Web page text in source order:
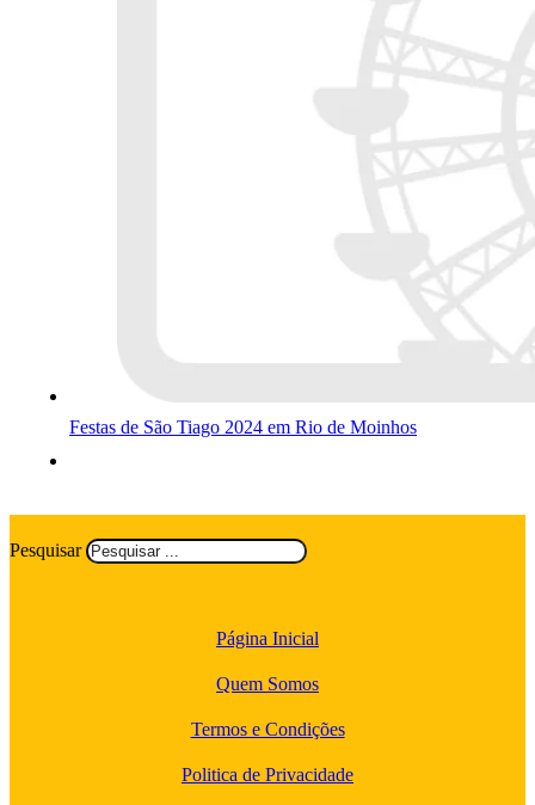
Festas de São Tiago 2024 em Rio de Moinhos
Pesquisar
Página Inicial
Quem Somos
Termos e Condições
Politica de Privacidade